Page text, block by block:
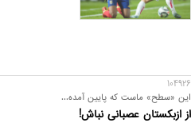
104926
این «سطح» ماست که پایین آمده...
از ازبکستان عصبانی نباش!